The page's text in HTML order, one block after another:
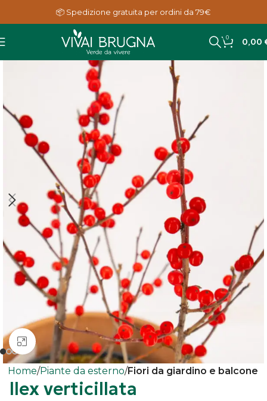
📦 Spedizione gratuita per ordini da 79€
0 0,00
Clicca per ingrandire
Home Piante da esterno Fiori da giardino e balcone
Ilex verticillata